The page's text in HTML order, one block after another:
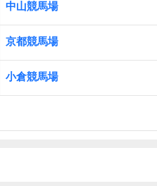
中山競馬場
京都競馬場
小倉競馬場